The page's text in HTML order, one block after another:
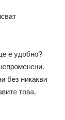
е удобно?
без никакви
това,